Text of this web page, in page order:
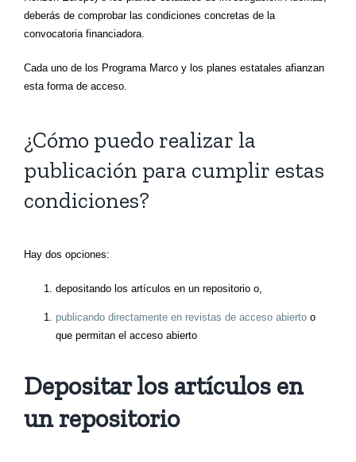
deberás de comprobar las condiciones concretas de la
convocatoria financiadora.
Cada uno de los Programa Marco y los planes estatales afianzan
esta forma de acceso.
¿Cómo puedo realizar la
publicación para cumplir estas
condiciones?
Hay dos opciones:
depositando los artículos en un repositorio o,
publicando directamente en revistas de acceso abierto o
que permitan el acceso abierto
Depositar los artículos en
un repositorio